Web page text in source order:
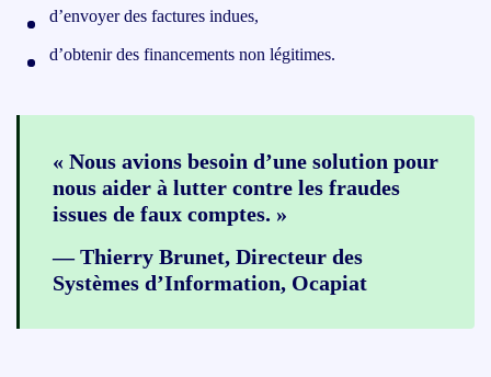
d’envoyer des factures indues,
d’obtenir des financements non légitimes.
« Nous avions besoin d’une solution pour
nous aider à lutter contre les fraudes
issues de faux comptes. »
— Thierry Brunet, Directeur des
Systèmes d’Information, Ocapiat